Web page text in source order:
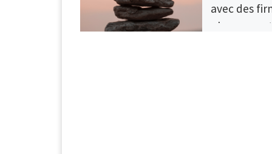
avec des